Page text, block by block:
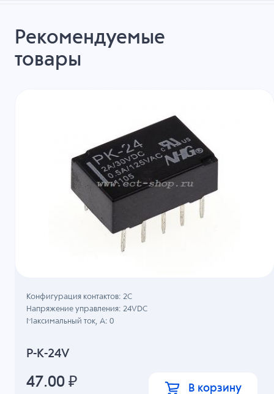
Рекомендуемые
товары
P-K-24V
Конфигурация контактов: 2С
Напряжение управления: 24VDC
Максимальный ток, А: 0
47.00 ₽ В корзину